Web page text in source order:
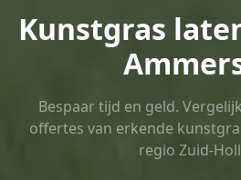
Kunstgras
Bespaar tijd en geld.
offertes van erkende
regio Zuid-